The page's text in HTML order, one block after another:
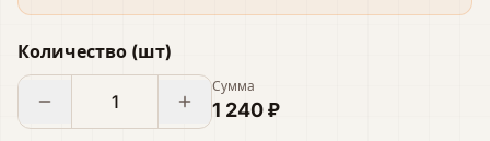
Количество (шт)
Сумма
1 240 ₽